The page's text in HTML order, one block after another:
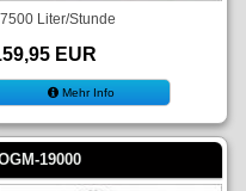
Liter/Stunde
EUR
Mehr Info
19000